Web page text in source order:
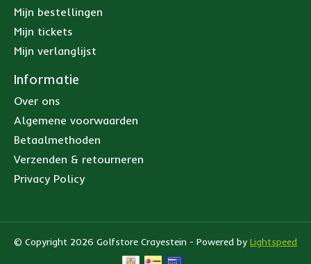
Mijn bestellingen
Mijn tickets
Mijn verlanglijst
Informatie
Over ons
Algemene voorwaarden
Betaalmethoden
Verzenden & retourneren
Privacy Policy
© Copyright 2026 Golfstore Crayestein - Powered by Lightspeed